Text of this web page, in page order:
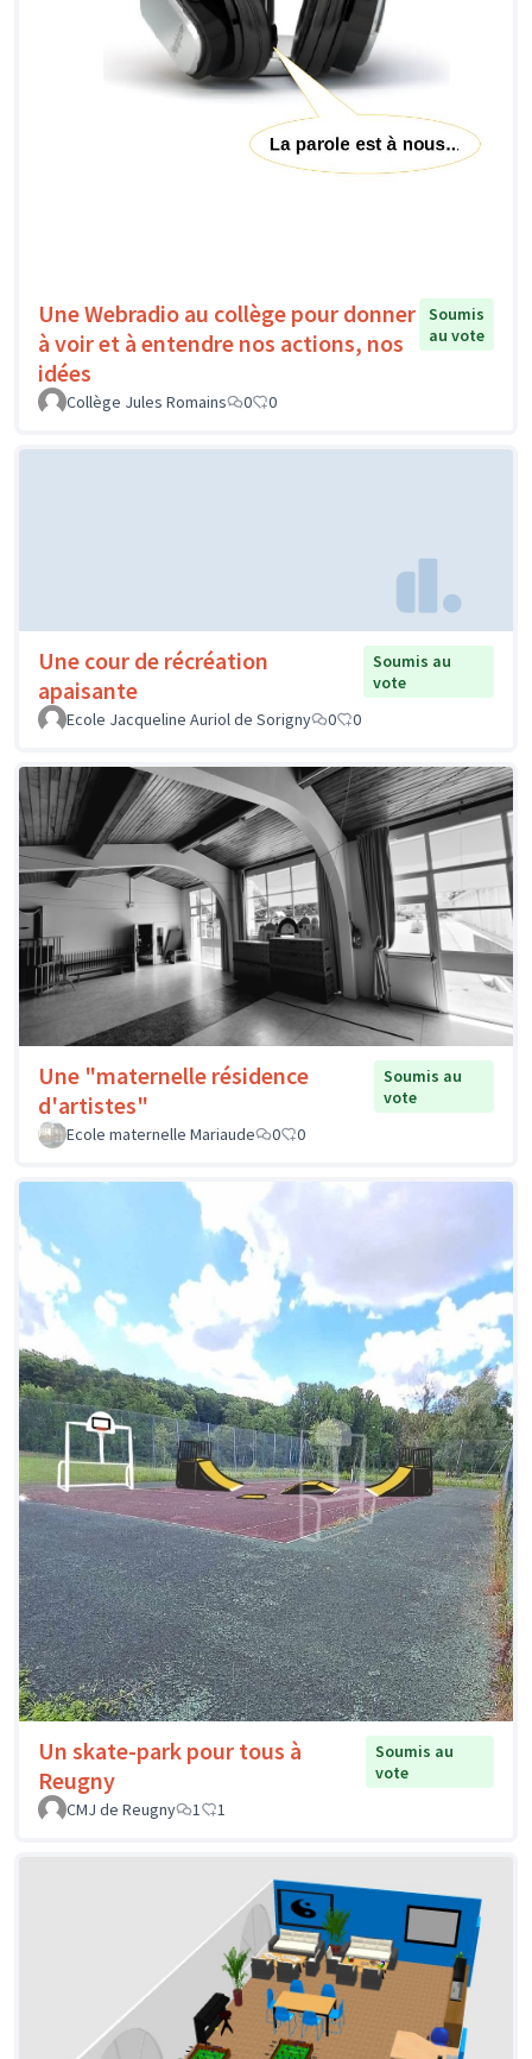
Une Webradio au collège pour donner
à voir et à entendre nos actions, nos
idées
Soumis
au vote
Collège Jules Romains 0 0
Une cour de récréation
apaisante
Soumis au
vote
Ecole Jacqueline Auriol de Sorigny
0 0
Une "maternelle résidence
d'artistes"
Soumis au
vote
Ecole maternelle Mariaude
0 0
Un skate-park pour tous à
Reugny
Soumis au
vote
CMJ de Reugny
1 1